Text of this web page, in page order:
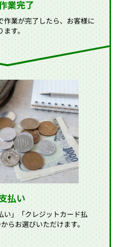
業完了
作業が完了したら、お客様に
す。
払い
い」「クレジットカード払
らお選びいただけます。